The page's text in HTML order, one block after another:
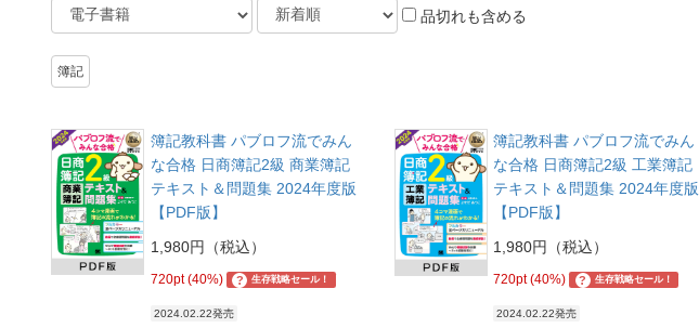
品切れも含める
簿記
簿記教科書 パブロフ流でみん
な合格 日商簿記2級 商業簿記
テキスト＆問題集 2024年度版
【PDF版】
1,980円（税込）
720pt (40%) ? 生存戦略セール！
2024.02.22発売
簿記教科書 パブロフ流でみん
な合格 日商簿記2級 工業簿記
テキスト＆問題集 2024年度版
【PDF版】
1,980円（税込）
720pt (40%) ? 生存戦略セール！
2024.02.22発売